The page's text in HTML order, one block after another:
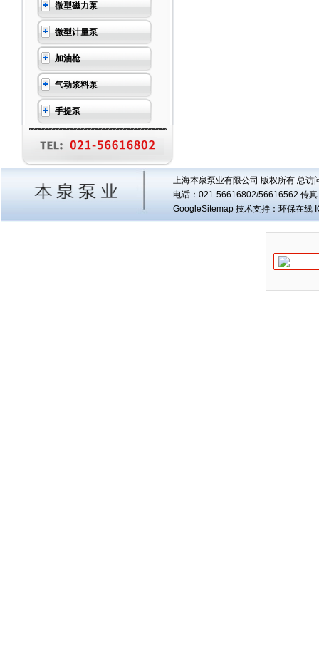
微型磁力泵
微型计量泵
加油枪
气动浆料泵
手提泵
上海本泉泵业有限公司 版权所有 总访
电话：021-56616802/56616562 传
GoogleSitemap技术支持：环保在线